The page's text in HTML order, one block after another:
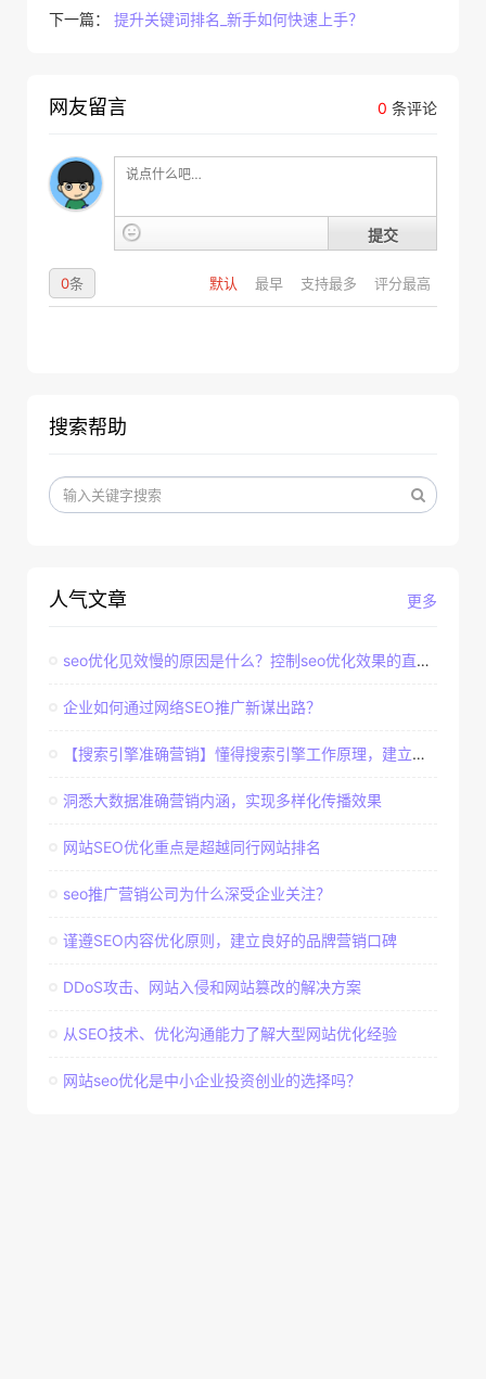
下一篇： 提升关键词排名_新手如何快速上手？
0 条评论
网友留言
提交
默认 最早 支持最多 评分最高
0条
搜索帮助
更多
人气文章
seo优化见效慢的原因是什么？控制seo优化效果的直接因素
企业如何通过网络SEO推广新谋出路？
【搜索引擎准确营销】懂得搜索引擎工作原理，建立准确客户群体
洞悉大数据准确营销内涵，实现多样化传播效果
网站SEO优化重点是超越同行网站排名
seo推广营销公司为什么深受企业关注？
谨遵SEO内容优化原则，建立良好的品牌营销口碑
DDoS攻击、网站入侵和网站篡改的解决方案
从SEO技术、优化沟通能力了解大型网站优化经验
网站seo优化是中小企业投资创业的选择吗？